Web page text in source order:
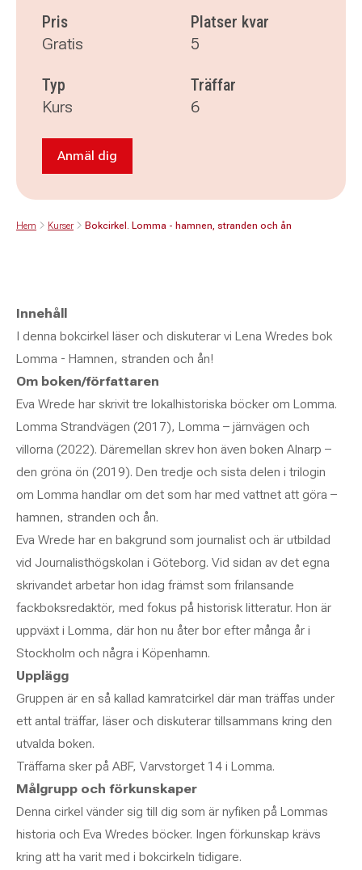
Pris
Gratis
Platser kvar
5
Typ
Kurs
Träffar
6
Anmäl dig till Bokcirkel. Lomma - hamnen,
Anmäl dig
Hem Kurser Bokcirkel. Lomma - hamnen, stranden och ån
Innehåll
I denna bokcirkel läser och diskuterar vi Lena Wredes bok
Lomma - Hamnen, stranden och ån!
Om boken/författaren
Eva Wrede har skrivit tre lokalhistoriska böcker om Lomma.
Lomma Strandvägen (2017), Lomma – järnvägen och
villorna (2022). Däremellan skrev hon även boken Alnarp –
den gröna ön (2019). Den tredje och sista delen i trilogin
om Lomma handlar om det som har med vattnet att göra –
hamnen, stranden och ån.
Eva Wrede har en bakgrund som journalist och är utbildad
vid Journalisthögskolan i Göteborg. Vid sidan av det egna
skrivandet arbetar hon idag främst som frilansande
fackboksredaktör, med fokus på historisk litteratur. Hon är
uppväxt i Lomma, där hon nu åter bor efter många år i
Stockholm och några i Köpenhamn.
Upplägg
Gruppen är en så kallad kamratcirkel där man träffas under
ett antal träffar, läser och diskuterar tillsammans kring den
utvalda boken.
Träffarna sker på ABF, Varvstorget 14 i Lomma.
Målgrupp och förkunskaper
Denna cirkel vänder sig till dig som är nyfiken på Lommas
historia och Eva Wredes böcker. Ingen förkunskap krävs
kring att ha varit med i bokcirkeln tidigare.